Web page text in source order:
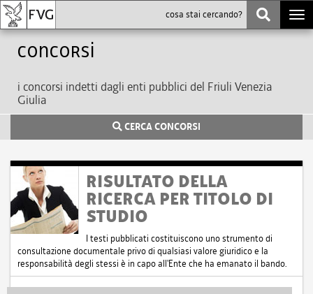
Concorsi
i concorsi indetti dagli enti pubblici del Friuli Venezia
Giulia
CERCA CONCORSI
RISULTATO DELLA
RICERCA PER TITOLO DI
STUDIO
I testi pubblicati costituiscono uno strumento di
consultazione documentale privo di qualsiasi valore giuridico e la
responsabilità degli stessi è in capo all'Ente che ha emanato il bando.